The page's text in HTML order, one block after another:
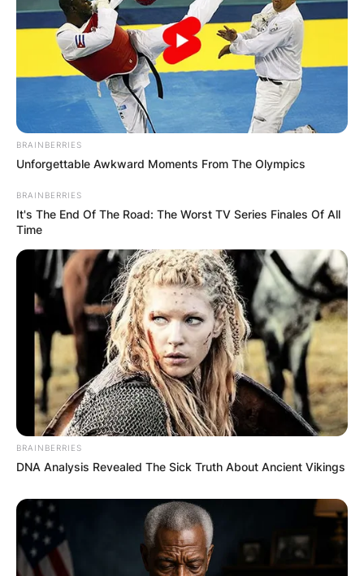
BRAINBERRIES
Unforgettable Awkward Moments From The Olympics
BRAINBERRIES
It's The End Of The Road: The Worst TV Series Finales Of All
Time
BRAINBERRIES
DNA Analysis Revealed The Sick Truth About Ancient Vikings